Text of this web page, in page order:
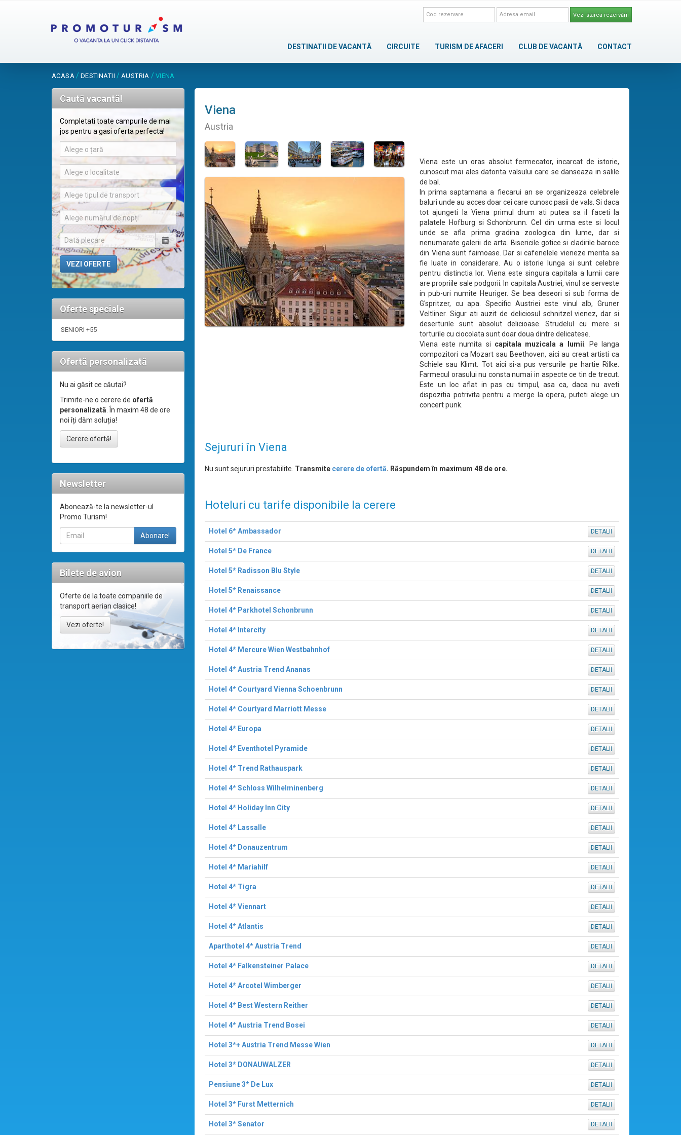
Vezi starea rezervării
DESTINATII DE VACANTĂ CIRCUITE TURISM DE AFACERI CLUB DE VACANTĂ CONTACT
ACASA / DESTINATII / AUSTRIA / VIENA
Caută vacantă!
Completati toate campurile de mai
jos pentru a gasi oferta perfecta!
Alege o țară
Alege o localitate
Alege tipul de transport
Alege numărul de nopți
Oferte speciale
SENIORI +55
Ofertă personalizată
Nu ai găsit ce căutai?
Trimite-ne o cerere de ofertă
personalizată. În maxim 48 de ore
noi îți dăm soluția!
Cerere ofertă!
Newsletter
Abonează-te la newsletter-ul
Promo Turism!
Bilete de avion
Oferte de la toate companiile de
transport aerian clasice!
Vezi oferte!
Viena
Austria
Viena este un oras absolut fermecator, incarcat de istorie,
cunoscut mai ales datorita valsului care se danseaza in salile
de bal.
In prima saptamana a fiecarui an se organizeaza celebrele
baluri unde au acces doar cei care cunosc pasii de vals. Si daca
tot ajungeti la Viena primul drum ati putea sa il faceti la
palatele Hofburg si Schonbrunn. Cel din urma este si locul
unde se afla prima gradina zoologica din lume, dar si
nenumarate galerii de arta. Bisericile gotice si cladirile baroce
din Viena sunt faimoase. Dar si cafenelele vieneze merita sa
fie luate in considerare. Au o istorie lunga si sunt celebre
pentru distinctia lor. Viena este singura capitala a lumii care
are propriile sale podgorii. In capitala Austriei, vinul se serveste
in pub-uri numite Heuriger. Se bea deseori si sub forma de
G'spritzer, cu apa. Specific Austriei este vinul alb, Gruner
Veltliner. Sigur ati auzit de deliciosul schnitzel vienez, dar si
deserturile sunt absolut delicioase. Strudelul cu mere si
torturile cu ciocolata sunt doar doua dintre delicatese.
Viena este numita si capitala muzicala a lumii. Pe langa
compozitori ca Mozart sau Beethoven, aici au creat artisti ca
Schiele sau Klimt. Tot aici si-a pus versurile pe hartie Rilke.
Farmecul orasului nu consta numai in aspecte ce tin de trecut.
Este un loc aflat in pas cu timpul, asa ca, daca nu aveti
dispozitia potrivita pentru a merge la opera, puteti alege un
concert punk.
Sejururi în Viena
Nu sunt sejururi prestabilite. Transmite cerere de ofertă. Răspundem în maximum 48 de ore.
Hoteluri cu tarife disponibile la cerere
Hotel 6* Ambassador DETALII
Hotel 5* De France DETALII
Hotel 5* Radisson Blu Style DETALII
Hotel 5* Renaissance DETALII
Hotel 4* Parkhotel Schonbrunn DETALII
Hotel 4* Intercity DETALII
Hotel 4* Mercure Wien Westbahnhof DETALII
Hotel 4* Austria Trend Ananas DETALII
Hotel 4* Courtyard Vienna Schoenbrunn DETALII
Hotel 4* Courtyard Marriott Messe DETALII
Hotel 4* Europa DETALII
Hotel 4* Eventhotel Pyramide DETALII
Hotel 4* Trend Rathauspark DETALII
Hotel 4* Schloss Wilhelminenberg DETALII
Hotel 4* Holiday Inn City DETALII
Hotel 4* Lassalle DETALII
Hotel 4* Donauzentrum DETALII
Hotel 4* Mariahilf DETALII
Hotel 4* Tigra DETALII
Hotel 4* Viennart DETALII
Hotel 4* Atlantis DETALII
Aparthotel 4* Austria Trend DETALII
Hotel 4* Falkensteiner Palace DETALII
Hotel 4* Arcotel Wimberger DETALII
Hotel 4* Best Western Reither DETALII
Hotel 4* Austria Trend Bosei DETALII
Hotel 3*+ Austria Trend Messe Wien DETALII
Hotel 3* DONAUWALZER DETALII
Pensiune 3* De Lux DETALII
Hotel 3* Furst Metternich DETALII
Hotel 3* Senator DETALII